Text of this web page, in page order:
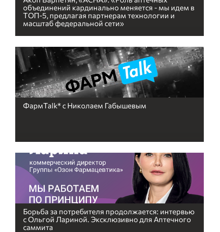
объединений кардинально меняется - мы идем в
ТОП-5, предлагая партнерам технологии и
масштаб федеральной сети»
ФармTalk* с Николаем Габышевым
Борьба за потребителя продолжается: интервью
с Ольгой Лариной. Эксклюзивно для Аптечного
саммита